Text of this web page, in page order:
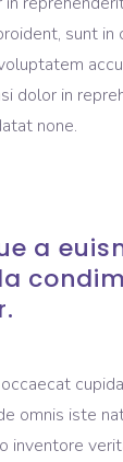
sunt
dolor in
none.
a
omnis iste
inventore